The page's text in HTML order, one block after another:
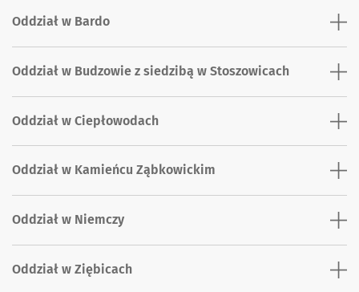
Oddział w Bardo
Oddział w Budzowie z siedzibą w Stoszowicach
Oddział w Ciepłowodach
Oddział w Kamieńcu Ząbkowickim
Oddział w Niemczy
Oddział w Ziębicach